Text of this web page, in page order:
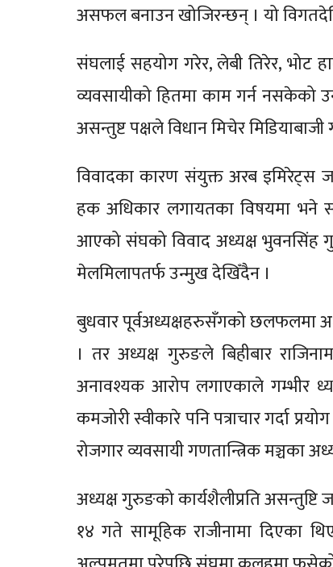
असफल बनाउन खोजिरन्छन् । यो
संघलाई सहयोग गरेर, लेबी तिरेर, भोट
व्यवसायीको हितमा काम गर्न नसकेको
असन्तुष्ट पक्षले विधान मिचेर
विवादका कारण संयुक्त अरब इमिरेट्स
हक अधिकार लगायतका विषयमा
आएको संघको विवाद अध्यक्ष
मेलमिलापतर्फ उन्मुख देखिँदैन ।
बुधवार पूर्वअध्यक्षहरुसँगको छलफलमा
। तर अध्यक्ष गुरुङले बिहीबार
अनावश्यक आरोप लगाएकाले गम्भीर
कमजोरी स्वीकारे पनि पत्राचार गर्दा
रोजगार व्यवसायी गणतान्त्रिक मञ्चका
अध्यक्ष गुरुङको कार्यशैलीप्रति
१४ गते सामूहिक राजीनामा दिएका